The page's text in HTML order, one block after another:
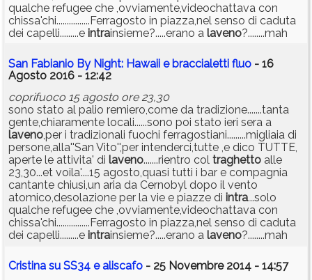
qualche refugee che ,ovviamente,videochattava con
chissa'chi................Ferragosto in piazza,nel senso di caduta
dei capelli.........e intrainsieme?.....erano a laveno?........mah
San Fabianio By Night: Hawaii e braccialetti fluo - 16
Agosto 2016 - 12:42
coprifuoco 15 agosto ore 23,30
sono stato al palio remiero,come da tradizione.......tanta
gente,chiaramente locali......sono poi stato ieri sera a
laveno,per i tradizionali fuochi ferragostiani.........migliaia di
persone,alla''San Vito'',per intenderci,tutte ,e dico TUTTE,
aperte le attivita' di laveno.......rientro col traghetto alle
23,30...et voila'....15 agosto,quasi tutti i bar e compagnia
cantante chiusi,un aria da Cernobyl dopo il vento
atomico,desolazione per la vie e piazze di intra...solo
qualche refugee che ,ovviamente,videochattava con
chissa'chi................Ferragosto in piazza,nel senso di caduta
dei capelli.........e intrainsieme?.....erano a laveno?........mah
Cristina su SS34 e aliscafo - 25 Novembre 2014 - 14:57